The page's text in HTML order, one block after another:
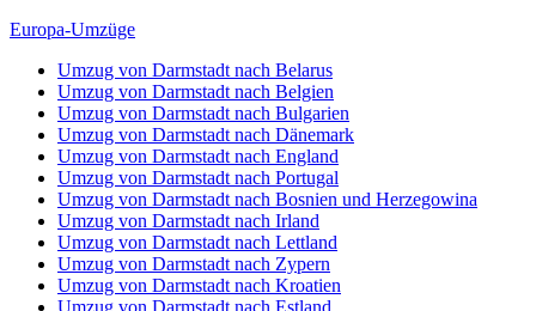
Europa-Umzüge
Umzug von Darmstadt nach Belarus
Umzug von Darmstadt nach Belgien
Umzug von Darmstadt nach Bulgarien
Umzug von Darmstadt nach Dänemark
Umzug von Darmstadt nach England
Umzug von Darmstadt nach Portugal
Umzug von Darmstadt nach Bosnien und Herzegowina
Umzug von Darmstadt nach Irland
Umzug von Darmstadt nach Lettland
Umzug von Darmstadt nach Zypern
Umzug von Darmstadt nach Kroatien
Umzug von Darmstadt nach Estland